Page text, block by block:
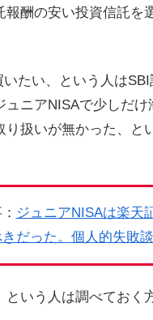
報酬の安い投資信託を
たい、という人はSBI
ュニアNISAで少しだけ
り扱いが無かった、と
ジュニアNISAは楽天
だった。個人的失敗談
という人は調べておく